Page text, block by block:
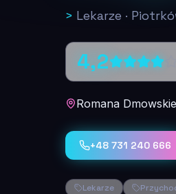
> Lekarze ·
4,2
Romana
+48 731 240 666
Lekarze